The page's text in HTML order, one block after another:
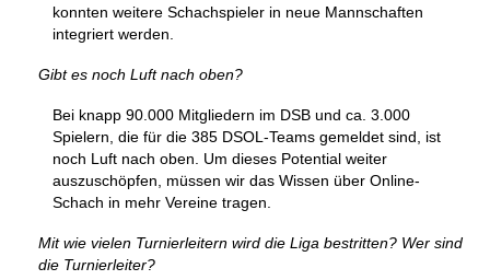
konnten weitere Schachspieler in neue Mannschaften
integriert werden.
Gibt es noch Luft nach oben?
Bei knapp 90.000 Mitgliedern im DSB und ca. 3.000
Spielern, die für die 385 DSOL-Teams gemeldet sind, ist
noch Luft nach oben. Um dieses Potential weiter
auszuschöpfen, müssen wir das Wissen über Online-
Schach in mehr Vereine tragen.
Mit wie vielen Turnierleitern wird die Liga bestritten? Wer sind
die Turnierleiter?